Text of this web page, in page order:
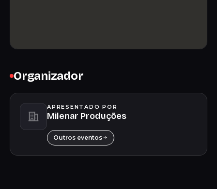
Organizador
APRESENTADO POR
Milenar Produções
Outros eventos